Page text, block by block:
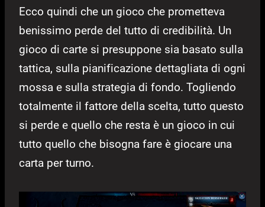
Ecco quindi che un gioco che prometteva
benissimo perde del tutto di credibilità. Un
gioco di carte si presuppone sia basato sulla
tattica, sulla pianificazione dettagliata di ogni
mossa e sulla strategia di fondo. Togliendo
totalmente il fattore della scelta, tutto questo
si perde e quello che resta è un gioco in cui
tutto quello che bisogna fare è giocare una
carta per turno.